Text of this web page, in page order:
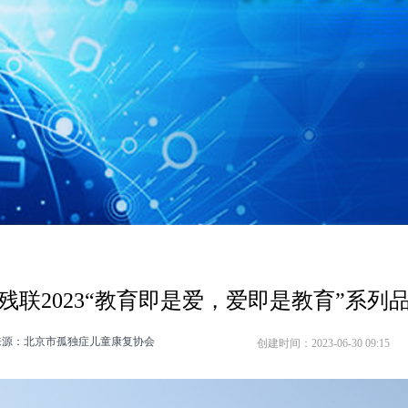
联2023“教育即是爱，爱即是教育”系列
：北京市孤独症儿童康复协会 创建时间： 2023-06-30 09:15